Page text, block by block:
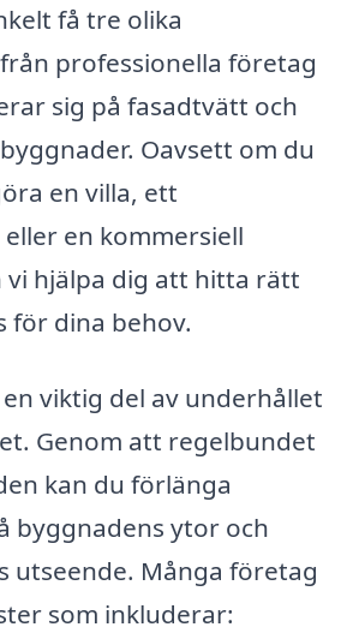
få tre olika
professionella företag
sig på fasadtvätt och
Oavsett om du
en villa, ett
en kommersiell
vi hjälpa dig att hitta rätt
för dina behov.
viktig del av underhållet
Genom att regelbundet
kan du förlänga
byggnadens ytor och
utseende. Många företag
som inkluderar: